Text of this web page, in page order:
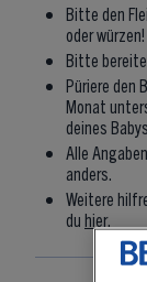
Bitte den
oder würzen!
Bitte bereite
Püriere den
Monat
deines Babys.
Alle
anders.
Weitere
du hier.